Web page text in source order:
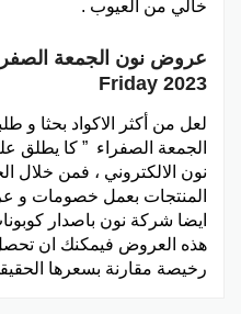
خالي من العيوب .
Friday 2023
لعل من أكثر الاكواد بحثا و
الجمعة الصفراء ” كا يطلق
نون الالكتروني ، فمن خلال
المنتجات بعمل خصومات و
ايضا شركة نون باصدار
هذه العروض فيمكنك ان
رخيصة مقارنة بسعرها